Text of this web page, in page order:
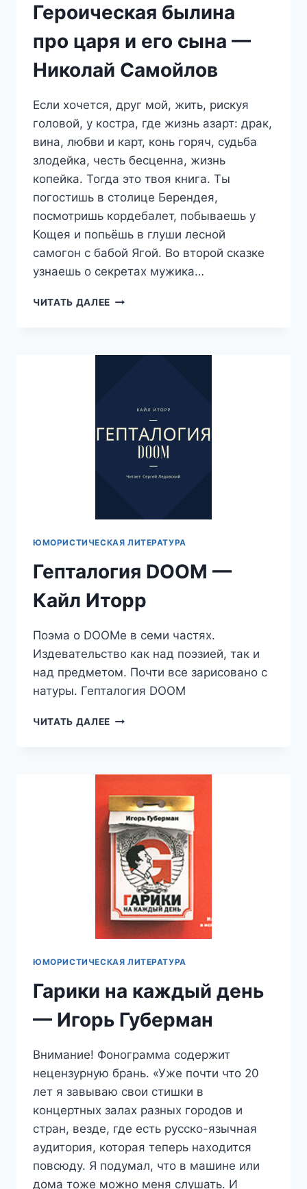
Героическая былина
про царя и его сына —
Николай Самойлов
Если хочется, друг мой, жить, рискуя
головой, у костра, где жизнь азарт: драк,
вина, любви и карт, конь горяч, судьба
злодейка, честь бесценна, жизнь
копейка. Тогда это твоя книга. Ты
погостишь в столице Берендея,
посмотришь кордебалет, побываешь у
Кощея и попьёшь в глуши лесной
самогон с бабой Ягой. Во второй сказке
узнаешь о секретах мужика…
ЧИТАТЬ ДАЛЕЕ ГЕРОИЧЕСКАЯ
И
НИКОЛАЙ
САМОЙЛОВ
ЮМОРИСТИЧЕСКАЯ ЛИТЕРАТУРА
Гепталогия DOOM —
Кайл Иторр
Поэма о DOOMе в семи частях.
Издевательство как над поэзией, так и
над предметом. Почти все зарисовано с
натуры. Гепталогия DOOM
ЧИТАТЬ ДАЛЕЕ ГЕПТАЛОГИЯ
ИТОРР
ЮМОРИСТИЧЕСКАЯ ЛИТЕРАТУРА
Гарики на каждый день
— Игорь Губерман
Внимание! Фонограмма содержит
нецензурную брань. «Уже почти что 20
лет я завываю свои стишки в
концертных залах разных городов и
стран, везде, где есть русско-язычная
аудитория, которая теперь находится
повсюду. Я подумал, что в машине или
дома тоже можно меня слушать. И